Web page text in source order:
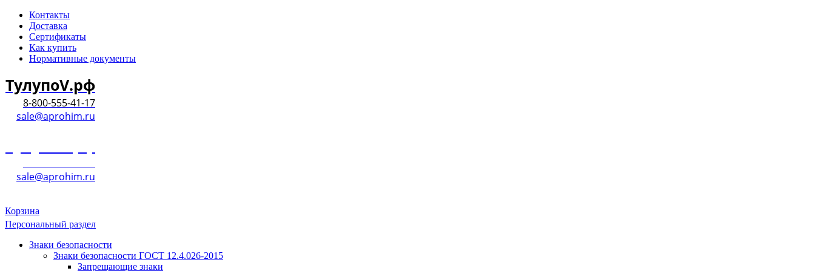
Контакты
Доставка
Сертификаты
Как купить
Нормативные документы
ТулупоV.рф
8-800-555-41-17
sale@aprohim.ru
sale@aprohim.ru
Корзина
Персональный раздел
Знаки безопасности
Знаки безопасности ГОСТ 12.4.026-2015
Запрещающие знаки